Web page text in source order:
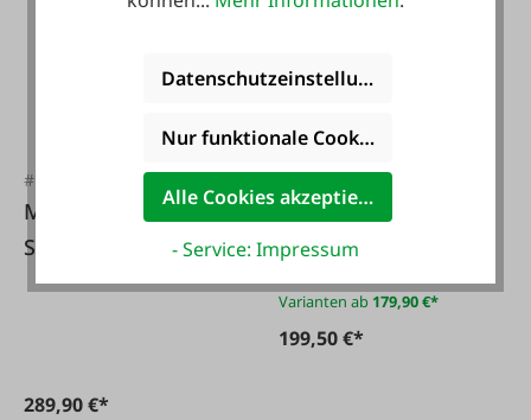
#FA29756
Metabo Akku
Schlagschrauber
SSW18LTX-Solo
289,90 €*
Gedore
Drehmomentschlüs
sel 1/2
Varianten ab 179,90 €*
199,50 €*
Datenschutzeinstellungen
Nur funktionale Cookies akzeptieren
Alle Cookies akzeptieren
- Service: Impressum